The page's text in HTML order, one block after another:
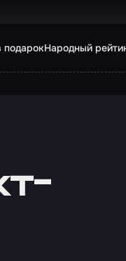
подарокНародный